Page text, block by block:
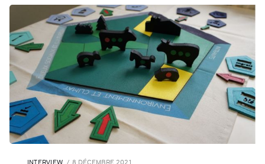
INTERVIEW 8 DÉCEMBRE 2021